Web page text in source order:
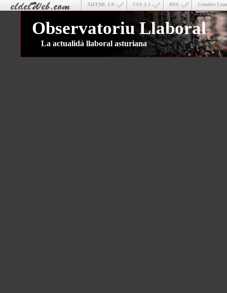
Creative
RSS
CSS 2.1
XHTML 1.0
Observatoriu Llaboral
La actualidá llaboral asturiana